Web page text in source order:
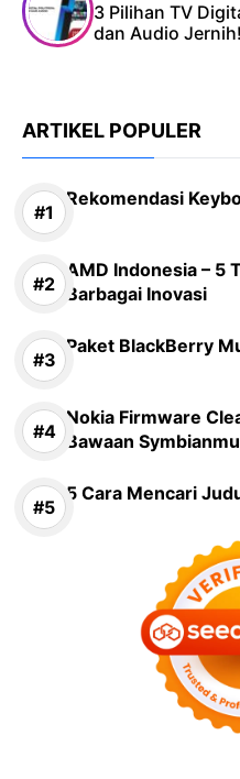
3 Pilihan TV
dan Audio Jernih!
ARTIKEL POPULER
Rekomendasi
AMD Indonesia – 5
Barbagai Inovasi
Paket BlackBerry
Nokia Firmware
Bawaan Symbianmu
5 Cara Mencari